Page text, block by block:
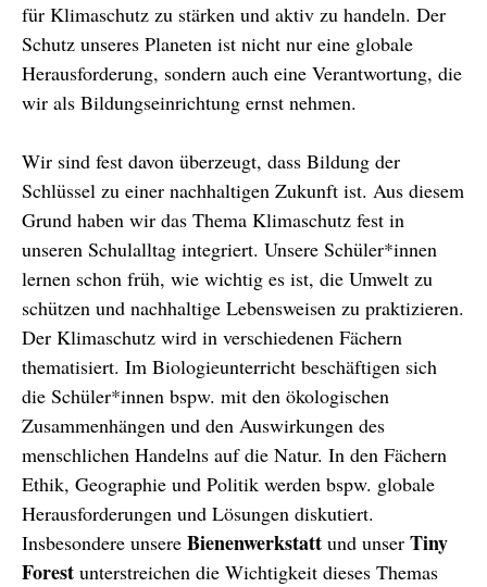
für Klimaschutz zu stärken und aktiv zu handeln. Der
Schutz unseres Planeten ist nicht nur eine globale
Herausforderung, sondern auch eine Verantwortung, die
wir als Bildungseinrichtung ernst nehmen.
Wir sind fest davon überzeugt, dass Bildung der
Schlüssel zu einer nachhaltigen Zukunft ist. Aus diesem
Grund haben wir das Thema Klimaschutz fest in
unseren Schulalltag integriert. Unsere Schüler*innen
lernen schon früh, wie wichtig es ist, die Umwelt zu
schützen und nachhaltige Lebensweisen zu praktizieren.
Der Klimaschutz wird in verschiedenen Fächern
thematisiert. Im Biologieunterricht beschäftigen sich
die Schüler*innen bspw. mit den ökologischen
Zusammenhängen und den Auswirkungen des
menschlichen Handelns auf die Natur. In den Fächern
Ethik, Geographie und Politik werden bspw. globale
Herausforderungen und Lösungen diskutiert.
Insbesondere unsere Bienenwerkstatt und unser Tiny
Forest unterstreichen die Wichtigkeit dieses Themas